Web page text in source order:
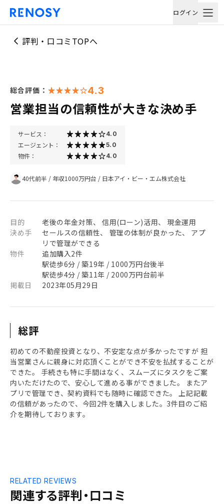
ログイン
評判・口コミTOPへ
総合評価： 4.3
営業担当の信頼性が大きな決め手
サービス： 4.0
エージェント： 5.0
物件： 4.0
40代前半 / 年収1000万円台 / 日本アイ・ビー・エム株式会社
目的
老後の年金対策、 信用(ローン)活用、 現金運用
決め手
セールスの信頼性、 管理の体制が良かった、 アプ
リで管理ができる
物件
追加購入2件
駅徒歩6分 / 築19年 / 1000万円台後半
駅徒歩4分 / 築11年 / 2000万円台前半
掲載日
2023年05月29日
総評
初めての不動産投資となり、不安定な点が多かったですが 担
当営業さんに親身に対応頂くことができ不安を払拭することが
できた。 手続きも特に手間はなく、スムーズにタスクをご案
内いただけたので、安心して進める事ができました。 またア
プリで管理でき、契約資料でも随時に確認できた。 上記記載
の信頼があったので、今回2件を購入しました。3件目のご紹
介を期待しております。
関連する評判・口コミ
RELATED REVIEWS